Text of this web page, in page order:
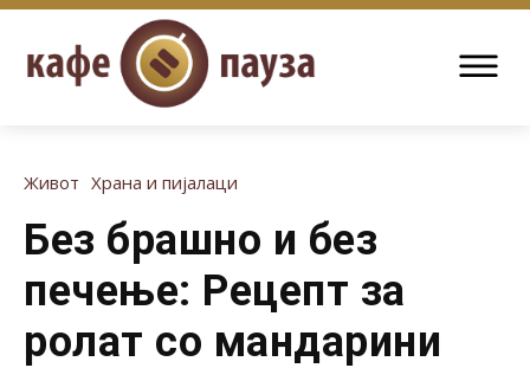
Живот Храна и пијалаци
Без брашно и без
печење: Рецепт за
ролат со мандарини